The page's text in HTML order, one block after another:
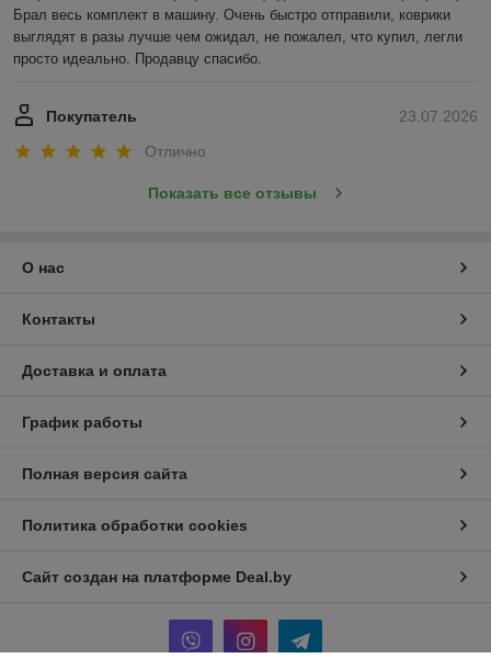
Брал весь комплект в машину. Очень быстро отправили, коврики
выглядят в разы лучше чем ожидал, не пожалел, что купил, легли
просто идеально. Продавцу спасибо.
23.07.2026
Покупатель
Отлично
Показать все отзывы
О нас
Контакты
Доставка и оплата
График работы
Полная версия сайта
Политика обработки cookies
Сайт создан на платформе Deal.by